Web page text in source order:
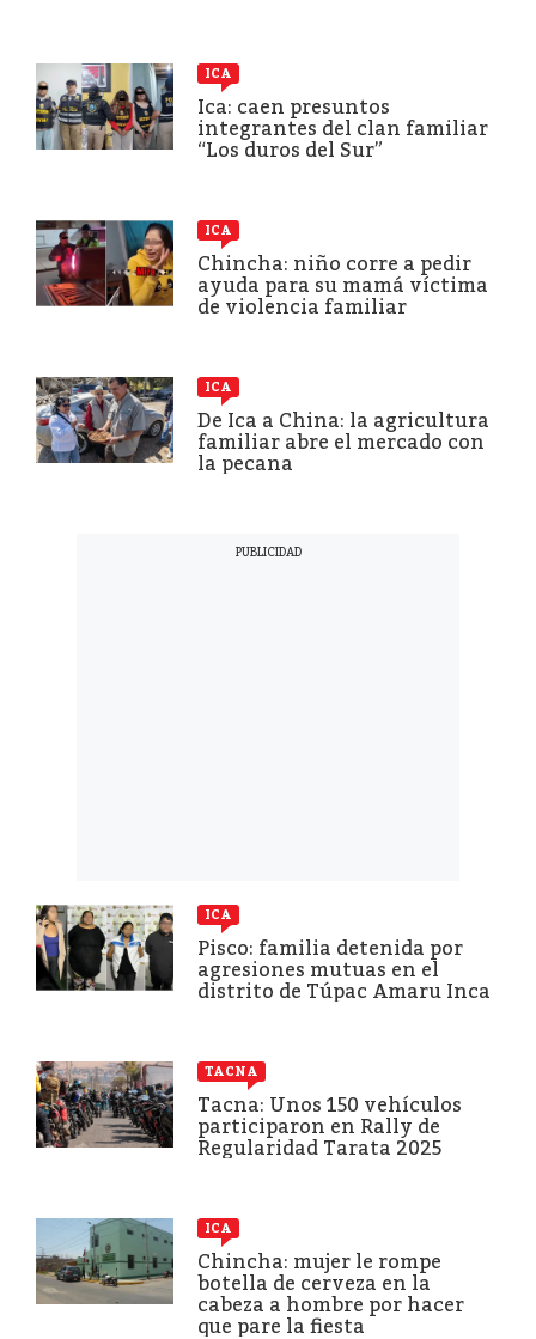
ICA
Ica: caen presuntos
integrantes del clan familiar
“Los duros del Sur”
ICA
Chincha: niño corre a pedir
ayuda para su mamá víctima
de violencia familiar
ICA
De Ica a China: la agricultura
familiar abre el mercado con
la pecana
ICA
Pisco: familia detenida por
agresiones mutuas en el
distrito de Túpac Amaru Inca
TACNA
Tacna: Unos 150 vehículos
participaron en Rally de
Regularidad Tarata 2025
ICA
Chincha: mujer le rompe
botella de cerveza en la
cabeza a hombre por hacer
que pare la fiesta